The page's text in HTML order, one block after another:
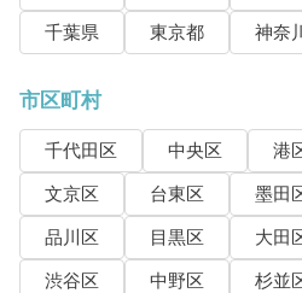
千葉県
東京都 神奈
市区町村
千代田区 中央区 港
文京区
台東区 墨田
品川区
目黒区 大田
渋谷区
中野区 杉並